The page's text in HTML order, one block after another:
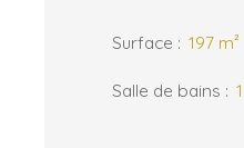
Surface : 197 m²
Salle de bains : 1